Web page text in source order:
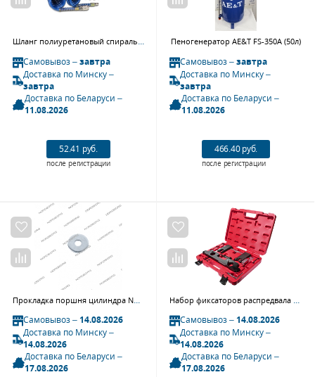
Шланг полиуретановый спиральный Garage 8910730 (6.5/10 мм, 15 м)
Самовывоз –завтра
Доставка по Минску –
завтра
Доставка по Беларуси –
11.08.2026
52.41 руб.
после регистрации
Пеногенератор AE&T FS-350A (50л)
Самовывоз –завтра
Доставка по Минску –
завтра
Доставка по Беларуси –
11.08.2026
466.40 руб.
после регистрации
Самовывоз –14.08.2026
Доставка по Минску –
14.08.2026
Доставка по Беларуси –
17.08.2026
Самовывоз –14.08.2026
Доставка по Минску –
14.08.2026
Доставка по Беларуси –
17.08.2026